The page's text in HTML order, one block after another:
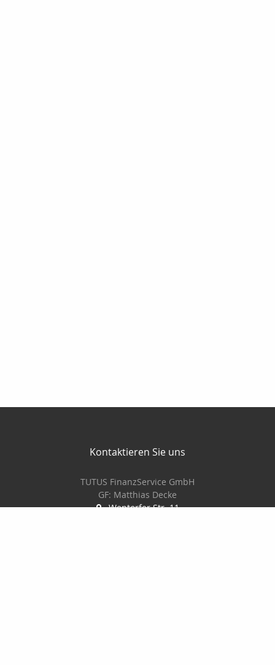
Kontaktieren Sie uns
TUTUS FinanzService GmbH
GF: Matthias Decke
Wentorfer Str. 11